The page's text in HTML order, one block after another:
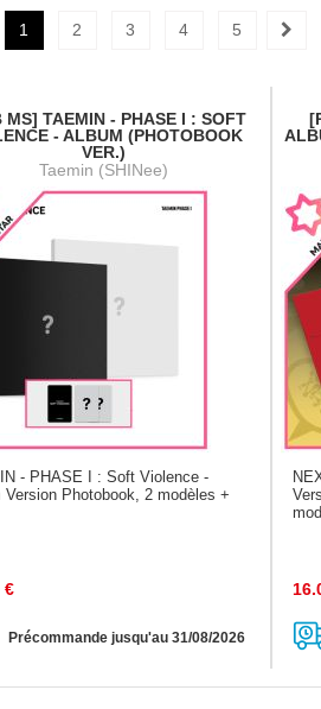
1 2 3 4 5
MS] TAEMIN - PHASE I : SOFT
- ALBUM (PHOTOBOOK
VER.)
Taemin (SHINee)
- PHASE I : Soft Violence -
Version Photobook, 2 modèles +
€
Précommande jusqu'au 31/08/2026